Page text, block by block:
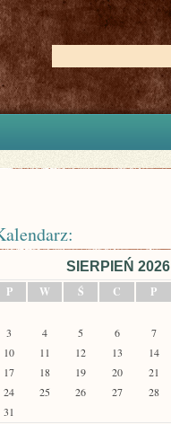
SIERPIEŃ 2026
P
W Ś C P
3
4 5 6 7
10
11 12 13 14
17
18 19 20 21
24
25 26 27 28
31